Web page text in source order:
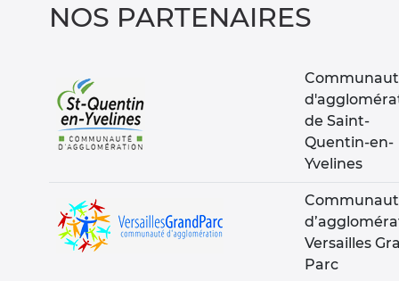
NOS PARTENAIRES
de Saint-
Quentin-en-
Yvelines
Versailles
Parc